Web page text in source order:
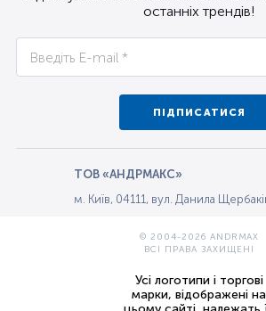
останніх трендів!
ПІДПИСАТИСЯ
ТОВ «АНДРМАКС»
м. Київ, 04111, вул. Данила
© 2004-2026 ANDRMAX
ВСІ ПРАВА ЗАХИЩЕНІ
Усі логотипи і торгові
марки, відображені на